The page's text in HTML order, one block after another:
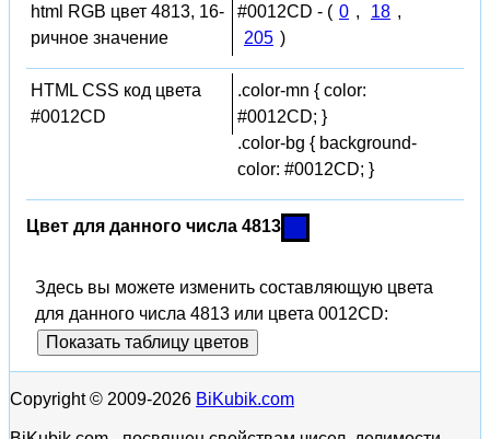
html RGB цвет 4813, 16-
ричное значение
#0012CD - ( 0 , 18 ,
205 )
HTML CSS код цвета
#0012CD
.color-mn { color:
#0012CD; }
.color-bg { background-
color: #0012CD; }
Цвет для данного числа 4813
Здесь вы можете изменить составляющую цвета
для данного числа 4813 или цвета 0012CD:
Показать таблицу цветов
Copyright © 2009-2026 BiKubik.com